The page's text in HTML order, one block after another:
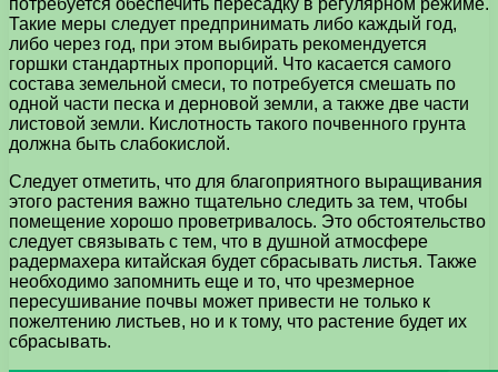
Такие меры следует предпринимать либо каждый год,
либо через год, при этом выбирать рекомендуется
горшки стандартных пропорций. Что касается самого
состава земельной смеси, то потребуется смешать по
одной части песка и дерновой земли, а также две части
листовой земли. Кислотность такого почвенного грунта
должна быть слабокислой.
Следует отметить, что для благоприятного выращивания
этого растения важно тщательно следить за тем, чтобы
помещение хорошо проветривалось. Это обстоятельство
следует связывать с тем, что в душной атмосфере
радермахера китайская будет сбрасывать листья. Также
необходимо запомнить еще и то, что чрезмерное
пересушивание почвы может привести не только к
пожелтению листьев, но и к тому, что растение будет их
сбрасывать.